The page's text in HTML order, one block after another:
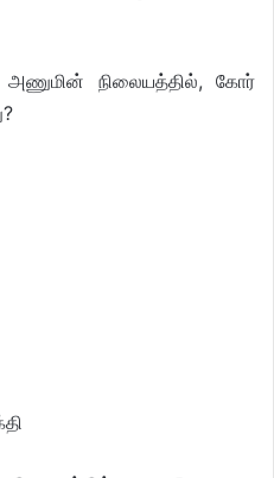
நிலையத்தில், கோர்